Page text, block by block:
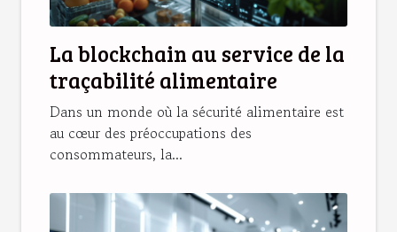
La blockchain au service de la
traçabilité alimentaire
Dans un monde où la sécurité alimentaire est
au cœur des préoccupations des
consommateurs, la...